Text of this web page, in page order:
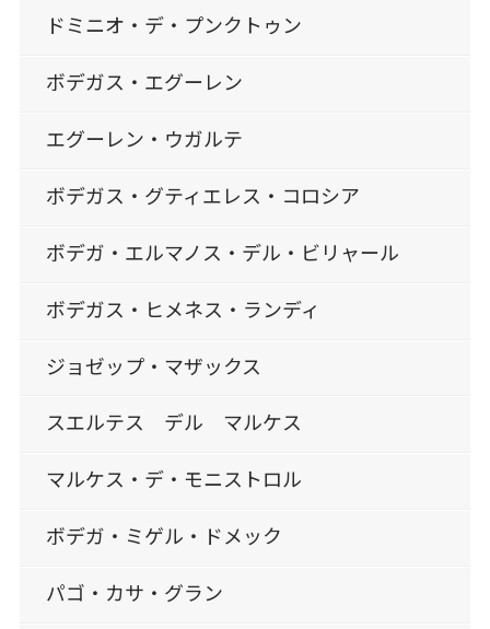
ドミニオ・デ・プンクトゥン
ボデガス・エグーレン
エグーレン・ウガルテ
ボデガス・グティエレス・コロシア
ボデガ・エルマノス・デル・ビリャール
ボデガス・ヒメネス・ランディ
ジョゼップ・マザックス
スエルテス デル マルケス
マルケス・デ・モニストロル
ボデガ・ミゲル・ドメック
パゴ・カサ・グラン